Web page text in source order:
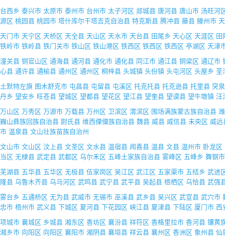
台西乡 泰兴市 太原市 泰州市 台州市 太子河区 郯城县 唐河县 唐山市 汤旺河
源区 桃园县 桃园市 塔什库尔干塔吉克自治县 特克斯县 腾冲县 藤县 滕州市
天门市 天宁区 天桥区 天全县 天山区 天水市 天台县 田尾乡 天心区 天涯区 田
铁岭市 铁岭县 铁门关市 铁山区 铁山港区 铁西区 铁西区 铁西区 亭湖区 天津
潼关县 铜官山区 通海县 通河县 通化市 通化县 同江市 通江县 铜梁区 通辽市
心县 通许县 通榆县 通州区 通州区 桐梓县 头城镇 头份镇 头屯河区 头屋乡 荃
土默特左旗 图木舒克市 屯昌县 屯留县 屯溪区 托克托县 托克逊县 托里县 突
丹乡 望安乡 旺苍县 望城区 望都县 望花区 望江县 望奎县 望谟县 望牛墩镇 汪
万山区 万秀区 万源市 万载县 万州区 卫滨区 渭滨区 围场满族蒙古族自治县
巍山彝族回族自治县 尉氏县 维西傈僳族自治县 魏县 威县 威信县 未央区 威远
市 温泉县 文山壮族苗族自治州
文山市 文山区 汶上县 文圣区 文水县 温宿县 闻喜县 温县 文县 温州市 卧龙区
当区 无棣县 武定县 武都区 乌尔禾区 五峰土家族自治县 雾峰区 五峰乡 舞钢市
芜湖县 五华县 五华区 无极县 伍家岗区 吴江区 武江区 五家渠市 五结乡 武进
隆县 乌鲁木齐县 乌马河区 武鸣县 武宁县 武平县 吴起县 梧栖区 乌恰县 武强
雾台乡 五通桥区 无为县 武威市 无锡市 巫溪县 武乡县 吴兴区 武宣县 武穴市
忠市 梧州市 武义县 下城区 夏河县 下花园区 峡江县 夏津县 下陆区 厦门市 西
项城市 襄城区 乡城县 湘东区 香坊区 襄汾县 祥符区 香格里拉市 香河县 镶黄
湘乡市 向阳区 向阳区 襄阳市 湘阴县 襄垣县 祥云县 襄州区 香洲区 象州县 仙